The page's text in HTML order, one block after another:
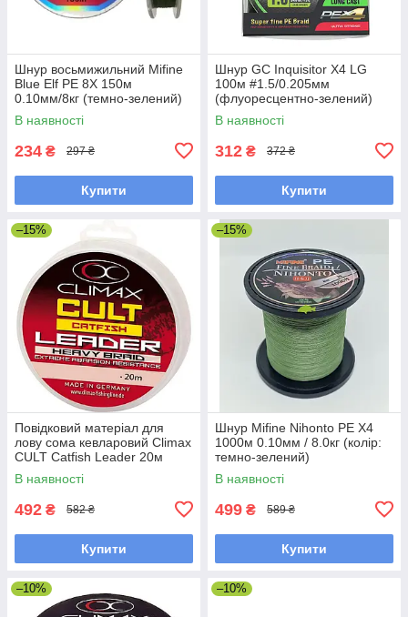
Шнур восьмижильний Mifine
Blue Elf PE 8X 150м
0.10мм/8кг (темно-зелений)
В наявності
234 ₴ 297 ₴
Купити
Шнур GC Inquisitor X4 LG
100м #1.5/0.205мм
(флуоресцентно-зелений)
В наявності
312 ₴ 372 ₴
Купити
–15%
Повідковий матеріал для
лову сома кевларовий Climax
CULT Catfish Leader 20м
0.8мм 80кг (зелений)
(сомовий)
В наявності
492 ₴ 582 ₴
Купити
–15%
Шнур Mifine Nihonto PE X4
1000м 0.10мм / 8.0кг (колір:
темно-зелений)
В наявності
499 ₴ 589 ₴
Купити
–10% –10%